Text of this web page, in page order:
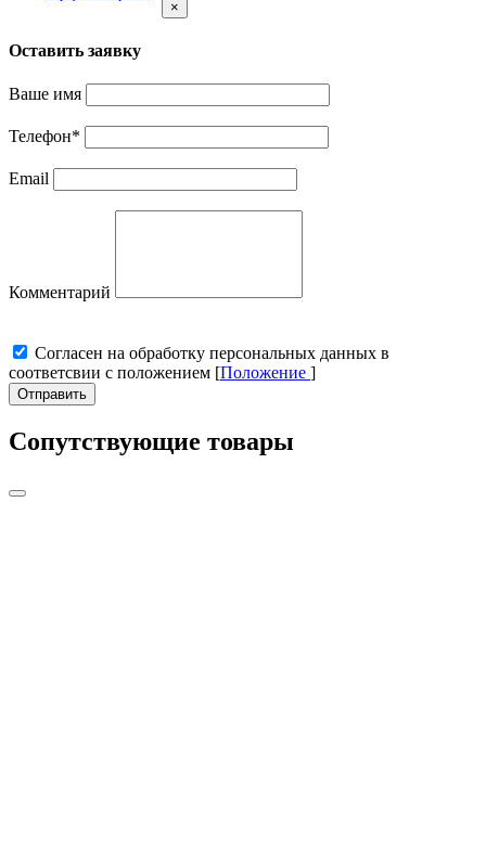
×
Оставить заявку
Ваше имя
Телефон*
Email
Комментарий
Cогласен на обработку персональных данных в
соответсвии с положением [Положение ]
Отправить
Сопутствующие товары